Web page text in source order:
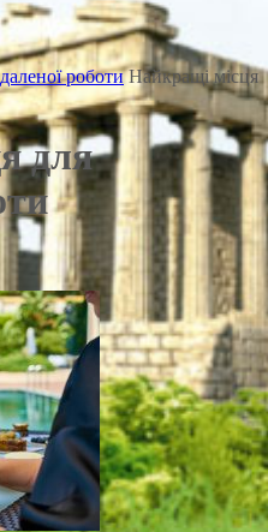
роботи Найкращі місця
для